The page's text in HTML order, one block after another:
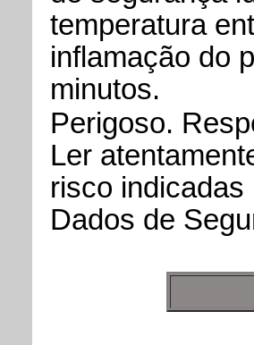
temperatura
inflamação do
minutos.
Perigoso.
Ler
risco
Dados de